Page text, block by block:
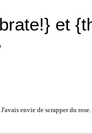
et
envie de scrapper du